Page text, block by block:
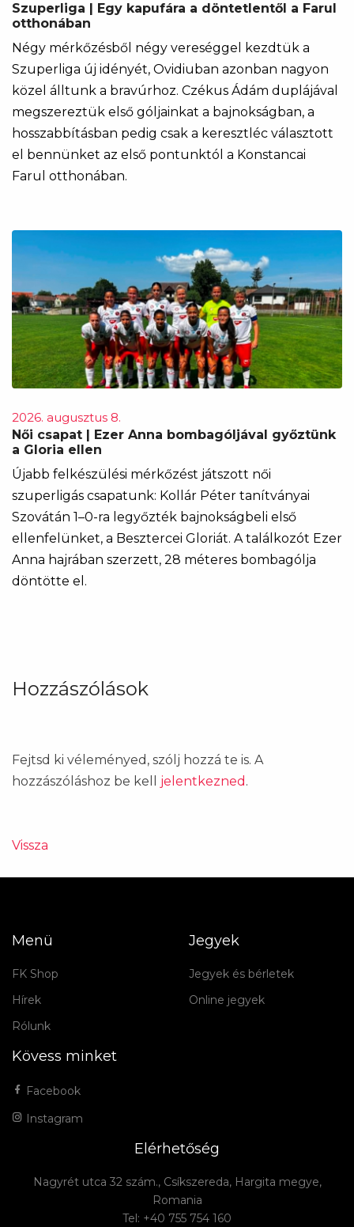
Szuperliga | Egy kapufára a döntetlentől a Farul
otthonában
Négy mérkőzésből négy vereséggel kezdtük a
Szuperliga új idényét, Ovidiuban azonban nagyon
közel álltunk a bravúrhoz. Czékus Ádám duplájával
megszereztük első góljainkat a bajnokságban, a
hosszabbításban pedig csak a keresztléc választott
el bennünket az első pontunktól a Konstancai
Farul otthonában.
2026. augusztus 8.
Női csapat | Ezer Anna bombagóljával győztünk
a Gloria ellen
Újabb felkészülési mérkőzést játszott női
szuperligás csapatunk: Kollár Péter tanítványai
Szovátán 1–0-ra legyőzték bajnokságbeli első
ellenfelünket, a Besztercei Gloriát. A találkozót Ezer
Anna hajrában szerzett, 28 méteres bombagólja
döntötte el.
Hozzászólások
Fejtsd ki véleményed, szólj hozzá te is. A
hozzászóláshoz be kell jelentkezned .
Vissza
Menü
FK Shop
Hírek
Rólunk
Jegyek
Jegyek és bérletek
Online jegyek
Kövess minket
Facebook
Instagram
Elérhetőség
Nagyrét utca 32 szám., Csíkszereda, Hargita megye,
Romania
Tel: +40 755 754 160